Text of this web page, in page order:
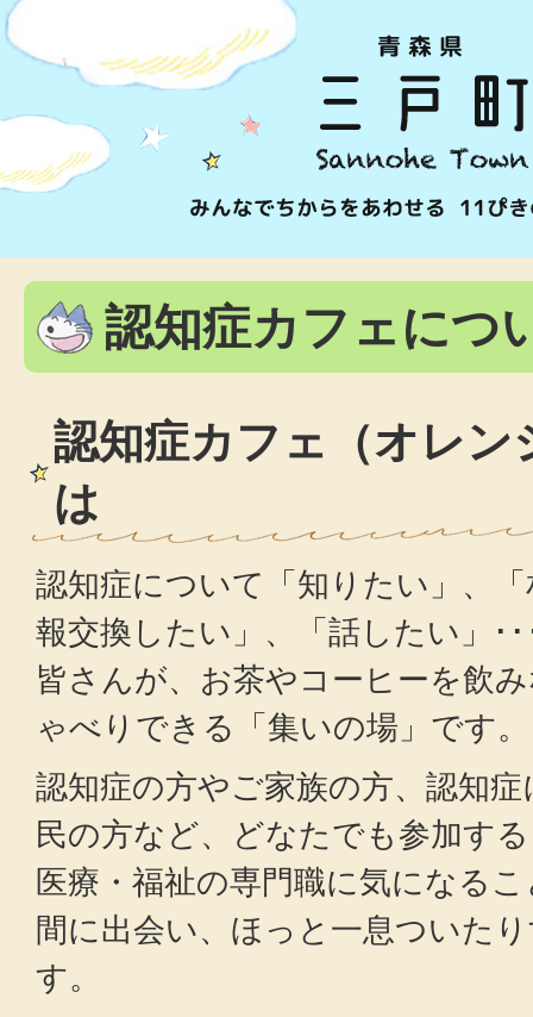
認知症カフェにつ
認知症カフェ（オレン
は
認知症について「知りたい」、
報交換したい」、「話したい」･
皆さんが、お茶やコーヒーを飲
ゃべりできる「集いの場」です。
認知症の方やご家族の方、認知
民の方など、どなたでも参加す
医療・福祉の専門職に気になる
間に出会い、ほっと一息ついた
す。